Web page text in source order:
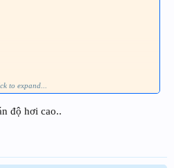
to expand...
độ hơi cao..